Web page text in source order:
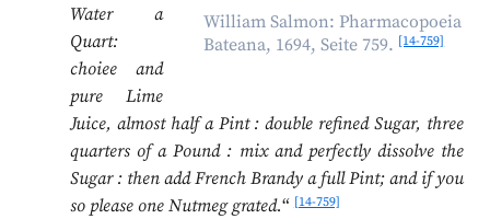
William Salmon: Pharmacopoeia
Bateana, 1694, Seite 759. [14-759]
Water a
Quart:
choiee and
pure Lime
Juice, almost half a Pint : double refined Sugar, three
quarters of a Pound : mix and perfectly dissolve the
Sugar : then add French Brandy a full Pint; and if you
so please one Nutmeg grated.“[14-759]